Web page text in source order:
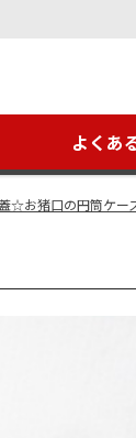
よくあ
☆お猪口の円筒ケー